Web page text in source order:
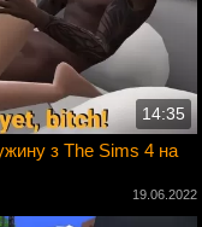
14:35
з The Sims 4 на
19.06.2022